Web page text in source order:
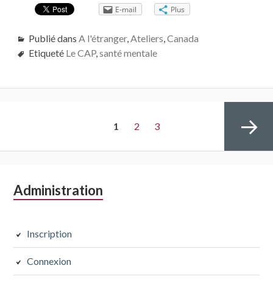
E-mail Plus
Publié dans A l'étranger,Ateliers,Canada
Etiqueté Le CAP,santé mentale
articles
PAGE
1 Page
2 Page
3
Colonne
subsidiaire
Administration
Inscription
Connexion